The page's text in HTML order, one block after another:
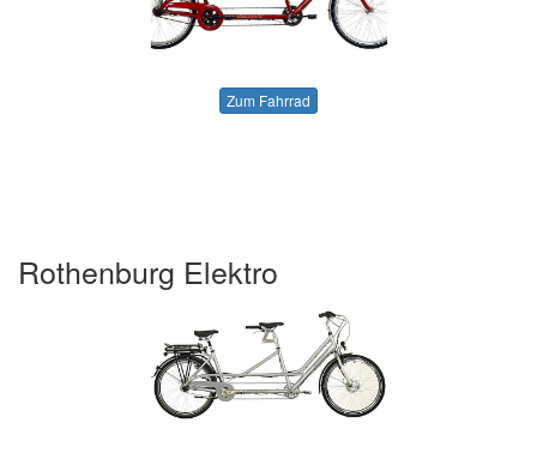
Zum Fahrrad
Rothenburg Elektro